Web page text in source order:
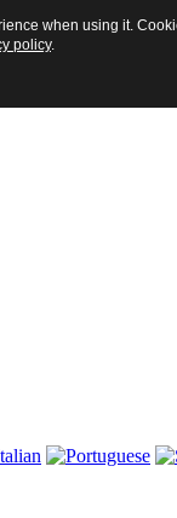
when using it.
policy.